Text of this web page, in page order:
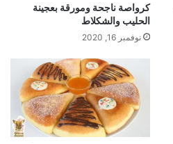
كرواصة ناجحة ومورقة بعجينة
الحليب والشكلاط
نوفمبر 16, 2020